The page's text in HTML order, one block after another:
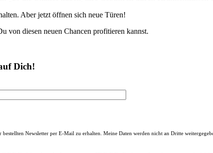
Aber jetzt öffnen sich neue Türen!
von diesen neuen Chancen profitieren kannst.
Dich!
Newsletter per E-Mail zu erhalten. Meine Daten werden nicht an Dritte